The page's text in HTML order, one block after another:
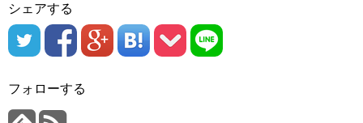
シェアする
フォローする